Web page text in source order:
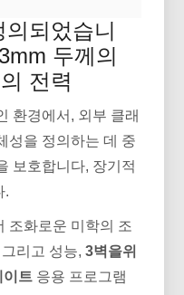
되었습니
두께의
전력
환경에서, 외부 클래
성을 정의하는 데 중
보호합니다, 장기적
.
조화로운 미학의 조
그리고 성능,3벽을위
이트 응용 프로그램